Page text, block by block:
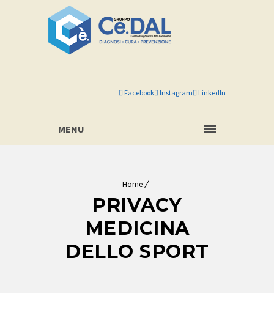
Facebook Instagram LinkedIn
MENU
Home
PRIVACY
MEDICINA
DELLO SPORT